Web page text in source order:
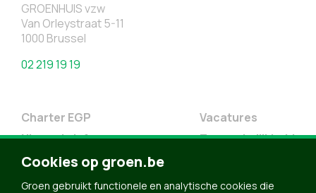
GROENHUIS vzw
Van Orleystraat 5-11
1000 Brussel
02 219 19 19
Charter EGP
Nieuwsbrief
Doe Mee
Contact
Vacatures
Toegankelijkheid
Cookies op groen.be
Groen gebruikt functionele en analytische cookies die